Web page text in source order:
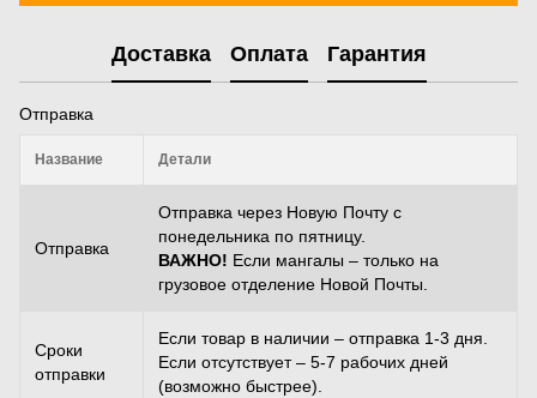
Доставка Оплата Гарантия
Отправка
Название Детали
Отправка
Отправка через Новую Почту с
понедельника по пятницу.
ВАЖНО! Если мангалы – только на
грузовое отделение Новой Почты.
Сроки
отправки
Если товар в наличии – отправка 1-3 дня.
Если отсутствует – 5-7 рабочих дней
(возможно быстрее).